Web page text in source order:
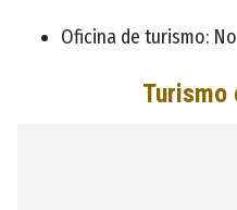
Oficina de turismo: No